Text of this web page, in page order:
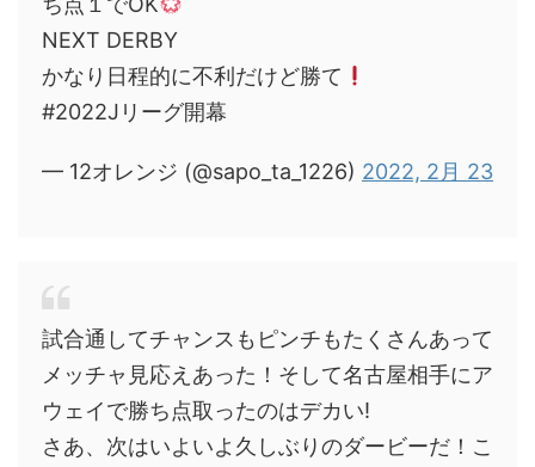
NEXT DERBY
かなり日程的に不利だけど勝て
#2022Jリーグ開幕
— 12オレンジ (@sapo_ta_1226) 2022, 2月 23
試合通してチャンスもピンチもたくさんあって
メッチャ見応えあった！そして名古屋相手にア
ウェイで勝ち点取ったのはデカい!
さあ、次はいよいよ久しぶりのダービーだ！こ